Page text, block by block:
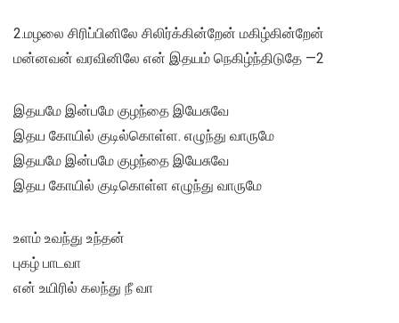
2.மழலை சிரிப்பினிலே சிலிர்க்கின்றேன் மகிழ்கின்றேன்
மன்னவன் வரவினிலே என் இதயம் நெகிழ்ந்திடுதே —2
இதயமே இன்பமே குழந்தை இயேசுவே
இதய கோயில் குடில்கொள்ள. எழுந்து வாருமே
இதயமே இன்பமே குழந்தை இயேசுவே
இதய கோயில் குடிகொள்ள எழுந்து வாருமே
உளம் உவந்து உந்தன்
புகழ் பாடவா
என் உயிரில் கலந்து நீ வா